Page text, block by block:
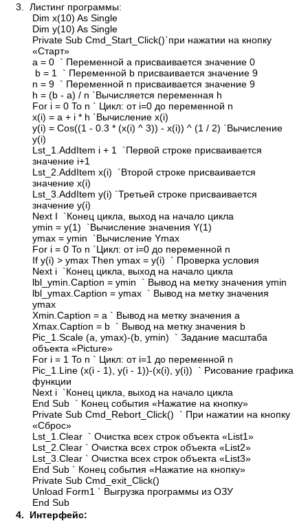
3. Листинг программы:
Dim x(10) As Single
Dim y(10) As Single
Private Sub Cmd_Start_Click()`при нажатии на кнопку
«Старт»
a = 0 ` Переменной а присваивается значение 0
b = 1 ` Переменной b присваивается значение 9
n = 9 ` Переменной n присваивается значение 9
h = (b - a) / n `Вычисляется переменная h
For i = 0 To n ` Цикл: от i=0 до переменной n
x(i) = a + i * h `Вычисление x(i)
y(i) = Cos((1 - 0.3 * (x(i) ^ 3)) - x(i)) ^ (1 / 2) `Вычисление
y(i)
Lst_1.AddItem i + 1 `Первой строке присваивается
значение i+1
Lst_2.AddItem x(i) `Второй строке присваивается
значение x(i)
Lst_3.AddItem y(i) `Третьей строке присваивается
значение y(i)
Next I `Конец цикла, выход на начало цикла
ymin = y(1) `Вычисление значения Y(1)
ymax = ymin `Вычисление Ymax
For i = 0 To n `Цикл: от i=0 до переменной n
If y(i) > ymax Then ymax = y(i) ` Проверка условия
Next i `Конец цикла, выход на начало цикла
lbl_ymin.Caption = ymin ` Вывод на метку значения ymin
lbl_ymax.Caption = ymax ` Вывод на метку значения
ymax
Xmin.Caption = a ` Вывод на метку значения a
Xmax.Caption = b ` Вывод на метку значения b
Pic_1.Scale (a, ymax)-(b, ymin) ` Задание масштаба
объекта «Picture»
For i = 1 To n ` Цикл: от i=1 до переменной n
Pic_1.Line (x(i - 1), y(i - 1))-(x(i), y(i)) ` Рисование графика
функции
Next i `Конец цикла, выход на начало цикла
End Sub ` Конец события «Нажатие на кнопку»
Private Sub Cmd_Rebort_Click() ` При нажатии на кнопку
«Сброс»
Lst_1.Clear ` Очистка всех строк объекта «List1»
Lst_2.Clear ` Очистка всех строк объекта «List2»
Lst_3.Clear ` Очистка всех строк объекта «List3»
End Sub ` Конец события «Нажатие на кнопку»
Private Sub Cmd_exit_Click()
Unload Form1 ` Выгрузка программы из ОЗУ
End Sub
4. Интерфейс: